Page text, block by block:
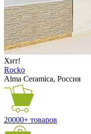
Хит!
Rocko
Alma Ceramica, Россия
20000+ товаров